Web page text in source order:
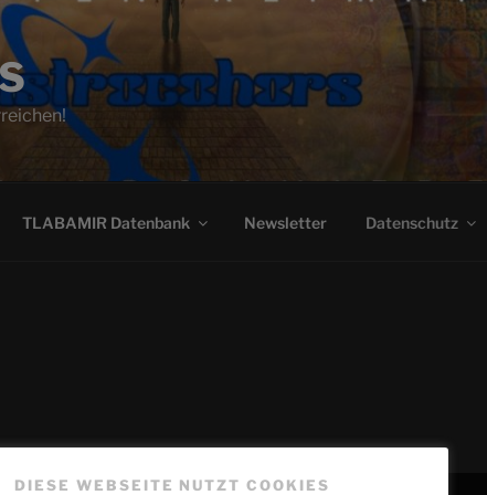
TLABAMIR Datenbank Newsletter Datenschutz
DIESE WEBSEITE NUTZT COOKIES